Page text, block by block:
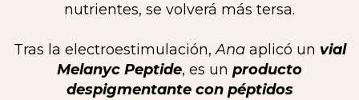
nutrientes, se volverá más tersa.
Tras la electroestimulación,Anaaplicó un vial
Melanyc Peptide, es un producto
despigmentante con péptidos